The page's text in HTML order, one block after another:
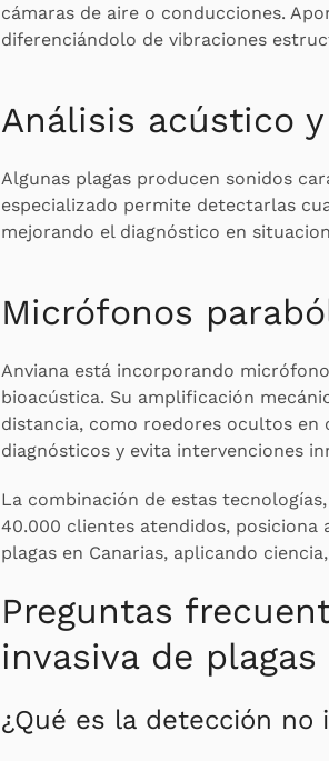
cámaras de aire o conducciones.
diferenciándolo de vibraciones
Análisis acústico
Algunas plagas producen sonidos
especializado permite detectarlas
mejorando el diagnóstico en
Micrófonos
Anviana está incorporando
bioacústica. Su amplificación
distancia, como roedores ocultos en
diagnósticos y evita intervenciones
La combinación de estas
40.000 clientes atendidos, posiciona
plagas en Canarias, aplicando
Preguntas
invasiva de plagas
¿Qué es la detección no